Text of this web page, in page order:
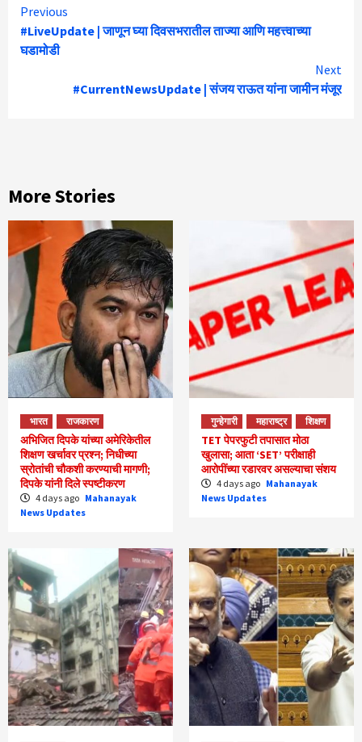
Continue
Reading
Previous
#LiveUpdate | जाणून घ्या दिवसभरातील ताज्या आणि महत्त्वाच्या
घडामोडी
Next
#CurrentNewsUpdate | संजय राऊत यांना जामीन मंजूर
More Stories
भारत राजकारण
अभिजित दिपके यांच्या अमेरिकेतील
शिक्षण खर्चावर प्रश्न; निधीच्या
स्रोतांची चौकशी करण्याची मागणी;
दिपके यांनी दिले स्पष्टीकरण
4 days ago Mahanayak
News Updates
गुन्हेगारी महाराष्ट्र शिक्षण
TET पेपरफुटी तपासात मोठा
खुलासा; आता ‘SET’ परीक्षाही
आरोपींच्या रडारवर असल्याचा संशय
4 days ago Mahanayak
News Updates